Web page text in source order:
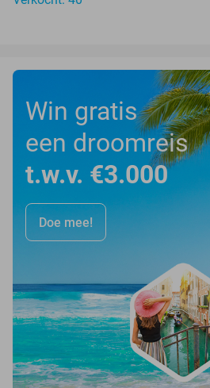
Win gratis
een droomreis
t.w.v. €3.000
Doe mee!